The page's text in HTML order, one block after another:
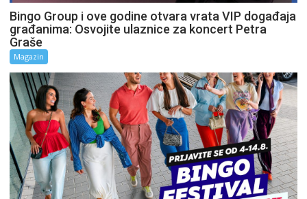
Bingo Group i ove godine otvara vrata VIP događaja
građanima: Osvojite ulaznice za koncert Petra
Graše
Magazin